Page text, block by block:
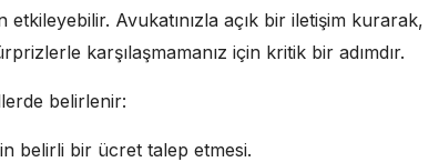
Avukatınızla açık bir iletişim kurarak,
karşılaşmamanız için kritik bir adımdır.
belirlenir:
belirli bir ücret talep etmesi.